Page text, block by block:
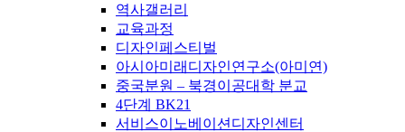
역사갤러리
교육과정
디자인페스티벌
아시아미래디자인연구소(아미연)
중국분원 – 북경이공대학 분교
4단계 BK21
서비스이노베이션디자인센터